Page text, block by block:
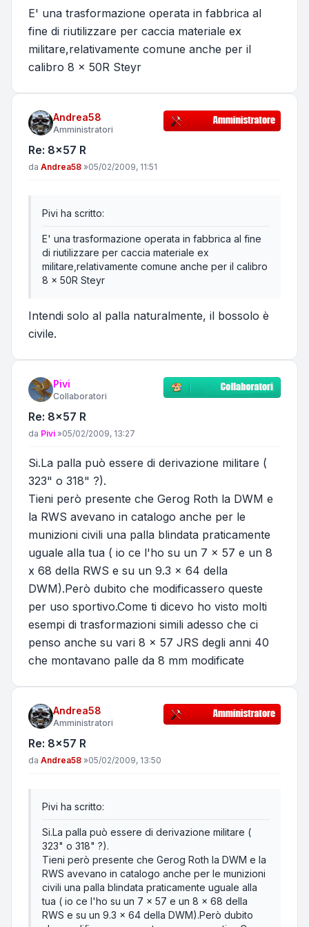
E' una trasformazione operata in fabbrica al
fine di riutilizzare per caccia materiale ex
militare,relativamente comune anche per il
calibro 8 x 50R Steyr
Andrea58
Amministratori
Re: 8x57 R
Messaggio
da Andrea58 »05/02/2009, 11:51
Pivi ha scritto:
E' una trasformazione operata in fabbrica al fine
di riutilizzare per caccia materiale ex
militare,relativamente comune anche per il calibro
8 x 50R Steyr
Intendi solo al palla naturalmente, il bossolo è
civile.
Pivi
Collaboratori
Re: 8x57 R
Messaggio
da Pivi »05/02/2009, 13:27
Si.La palla può essere di derivazione militare (
323" o 318" ?).
Tieni però presente che Gerog Roth la DWM e
la RWS avevano in catalogo anche per le
munizioni civili una palla blindata praticamente
uguale alla tua ( io ce l'ho su un 7 x 57 e un 8
x 68 della RWS e su un 9.3 x 64 della
DWM).Però dubito che modificassero queste
per uso sportivo.Come ti dicevo ho visto molti
esempi di trasformazioni simili adesso che ci
penso anche su vari 8 x 57 JRS degli anni 40
che montavano palle da 8 mm modificate
Andrea58
Amministratori
Re: 8x57 R
Messaggio
da Andrea58 »05/02/2009, 13:50
Pivi ha scritto:
Si.La palla può essere di derivazione militare (
323" o 318" ?).
Tieni però presente che Gerog Roth la DWM e la
RWS avevano in catalogo anche per le munizioni
civili una palla blindata praticamente uguale alla
tua ( io ce l'ho su un 7 x 57 e un 8 x 68 della
RWS e su un 9.3 x 64 della DWM).Però dubito